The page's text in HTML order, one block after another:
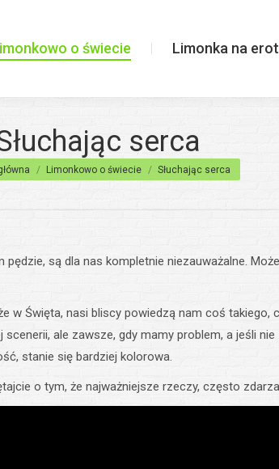
o świecie Limonka na
serca
Limonkowo o świecie Słuchając serca
są dla nas kompletnie niezauważalne.
Święta, nasi bliscy powiedzą nam coś takiego,
ale zawsze, gdy mamy problem, a jeśli
stanie się bardziej kolorowa.
o tym, że najważniejsze rzeczy, często